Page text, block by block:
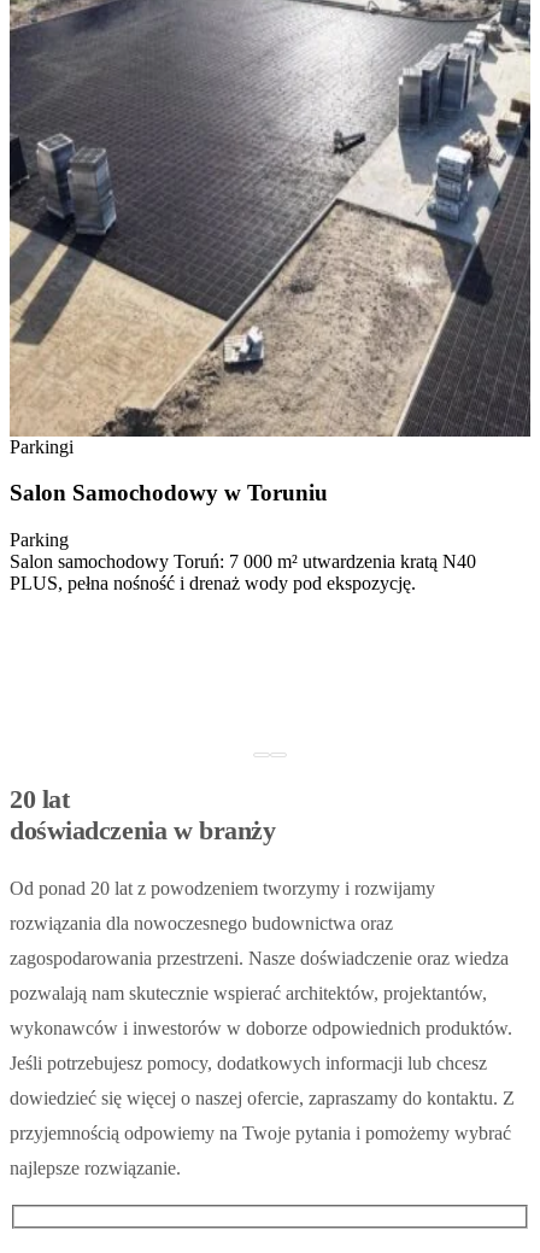
Parkingi
Salon Samochodowy w Toruniu
Parking
Salon samochodowy Toruń: 7 000 m² utwardzenia kratą N40
PLUS, pełna nośność i drenaż wody pod ekspozycję.
20 lat
doświadczenia w branży
Od ponad 20 lat z powodzeniem tworzymy i rozwijamy
rozwiązania dla nowoczesnego budownictwa oraz
zagospodarowania przestrzeni. Nasze doświadczenie oraz wiedza
pozwalają nam skutecznie wspierać architektów, projektantów,
wykonawców i inwestorów w doborze odpowiednich produktów.
Jeśli potrzebujesz pomocy, dodatkowych informacji lub chcesz
dowiedzieć się więcej o naszej ofercie, zapraszamy do kontaktu. Z
przyjemnością odpowiemy na Twoje pytania i pomożemy wybrać
najlepsze rozwiązanie.